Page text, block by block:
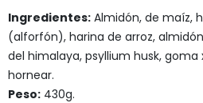
Ingredientes: Almidón, de maíz,
(alforfón), harina de arroz,
del himalaya, psyllium husk,
hornear.
Peso: 430g.